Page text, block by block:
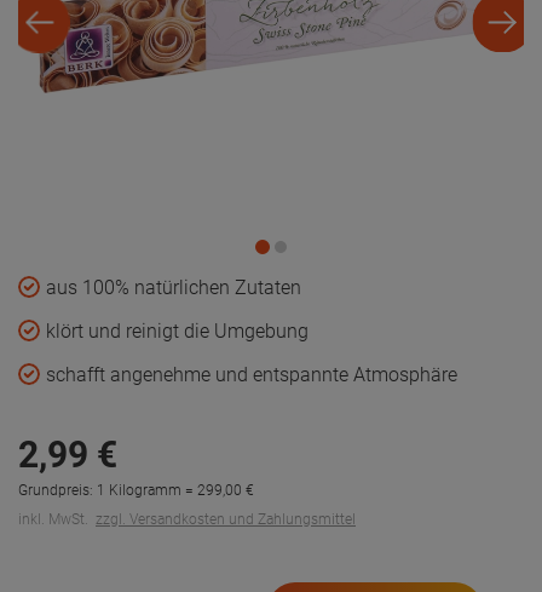
aus 100% natürlichen Zutaten
klört und reinigt die Umgebung
schafft angenehme und entspannte Atmosphäre
2,99 €
Grundpreis: 1 Kilogramm = 299,00 €
inkl. MwSt. zzgl. Versandkosten und Zahlungsmittel